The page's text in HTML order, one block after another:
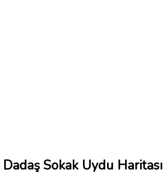
Dadaş Sokak Uydu Haritası